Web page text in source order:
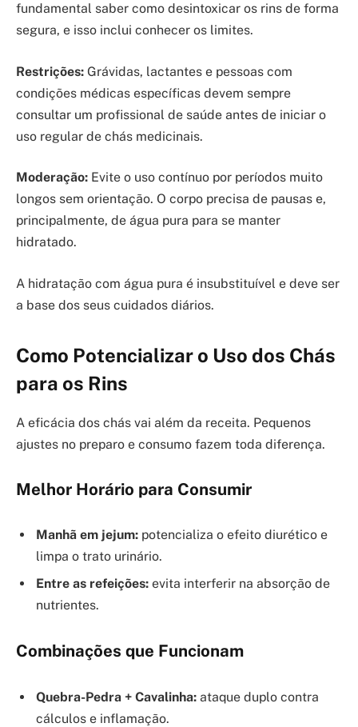
fundamental saber como desintoxicar os rins de forma
segura, e isso inclui conhecer os limites.
Restrições: Grávidas, lactantes e pessoas com
condições médicas específicas devem sempre
consultar um profissional de saúde antes de iniciar o
uso regular de chás medicinais.
Moderação: Evite o uso contínuo por períodos muito
longos sem orientação. O corpo precisa de pausas e,
principalmente, de água pura para se manter
hidratado.
A hidratação com água pura é insubstituível e deve ser
a base dos seus cuidados diários.
Como Potencializar o Uso dos Chás
para os Rins
A eficácia dos chás vai além da receita. Pequenos
ajustes no preparo e consumo fazem toda diferença.
Melhor Horário para Consumir
Manhã em jejum: potencializa o efeito diurético e
limpa o trato urinário.
Entre as refeições: evita interferir na absorção de
nutrientes.
Combinações que Funcionam
Quebra-Pedra + Cavalinha: ataque duplo contra
cálculos e inflamação.